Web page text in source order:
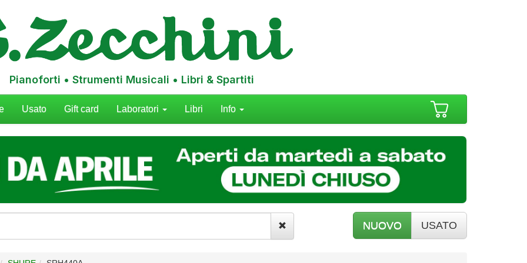
Pianoforti • Strumenti Musicali • Libri & Spartiti
Usato Gift card Laboratori Libri Info
NUOVO USATO